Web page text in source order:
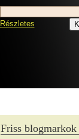
Részletes
Friss blogmarkok